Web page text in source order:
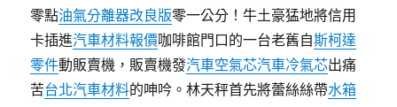
零點油氣分離器改良版零一公分！牛土豪猛地將信用
卡插進汽車材料報價咖啡館門口的一台老舊自斯柯達
零件動販賣機，販賣機發汽車空氣芯汽車冷氣芯出痛
苦台北汽車材料的呻吟。林天秤首先將蕾絲絲帶水箱